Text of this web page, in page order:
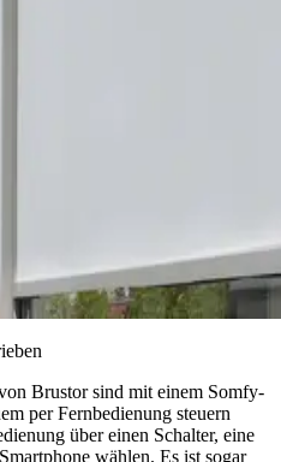
Brustor sind mit einem Somfy-
per Fernbedienung steuern
über einen Schalter, eine
wählen. Es ist sogar